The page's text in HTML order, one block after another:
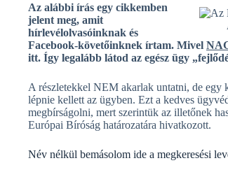
Az alábbi írás egy cikkemben
jelent meg, amit
hírlevélolvasóinknak és
Facebook-követőinknek írtam. Mivel
itt. Így legalább látod az egész ügy
A részletekkel NEM akarlak untatni, de egy
lépnie kellett az ügyben. Ezt a kedves
megbírságolni, mert szerintük az illetőnek
Európai Bíróság határozatára hivatkozott.
Név nélkül bemásolom ide a megkeresési